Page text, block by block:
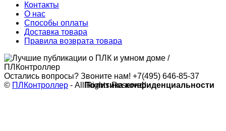
Контакты
О нас
Способы оплаты
Доставка товара
Правила возврата товара
Остались вопросы? Звоните нам! +7(495) 646-85-37
© ПЛКонтроллер - All Rights Reserved
Политика конфиденциальности